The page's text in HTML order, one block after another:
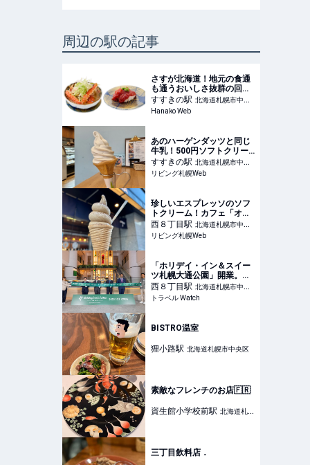
周辺の駅の記事
さすが北海道！地元の食通
も通うおいしさ抜群の回転
寿司2選
すすきの駅 北海道札幌市中央
区
Hanako Web
あのハーゲンダッツと同じ
牛乳！500円ソフトクリー
ム「チーズ＆カフェ カプリ
ーノ」【すすきの】
すすきの駅 北海道札幌市中央
区
リビング札幌Web
珍しいエスプレッソのソフ
トクリーム！カフェ「オニ
ヤンマコーヒー＆ビア」
【大通】
西８丁目駅 北海道札幌市中央
区
リビング札幌Web
「ホリデイ・イン＆スイー
ツ札幌大通公園」開業。全
195室で大浴場あり、北海
道グルメの朝食ビュッフェ
も
西８丁目駅 北海道札幌市中央
区
トラベル Watch
BISTRO温室
狸小路駅 北海道札幌市中央区
素敵なフレンチのお店🇫🇷
資生館小学校前駅 北海道札幌
三丁目飲料店．